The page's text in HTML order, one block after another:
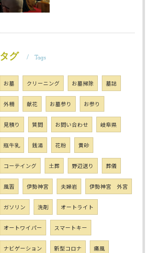
タグ Tags
お墓 クリーニング お墓掃除 墓誌
外柵 献花 お墓参り お参り
見積り 質問 お問い合わせ 岐阜県
瓶牛乳 銭湯 花粉 黄砂
コーテイング 土葬 野辺送り 葬儀
風習 伊勢神宮 夫婦岩 伊勢神宮 外宮
ガソリン 洗剤 オートライト
オートワイパー スマートキー
ナビゲーション 新型コロナ 痛風